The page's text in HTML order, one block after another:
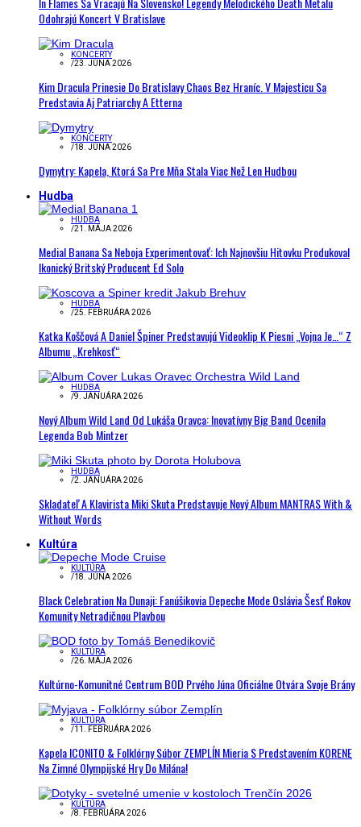
Odohrajú Koncert V Bratislave
KONCERTY
/23. JÚNA 2026
Kim Dracula Prinesie Do Bratislavy Chaos Bez Hraníc. V Majesticu Sa
Predstavia Aj Patriarchy A Etterna
KONCERTY
/18. JÚNA 2026
Dymytry: Kapela, Ktorá Sa Pre Mňa Stala Viac Než Len Hudbou
Hudba
HUDBA
/21. MÁJA 2026
Medial Banana Sa Neboja Experimentovať: Ich Najnovšiu Hitovku Produkoval
Ikonický Britský Producent Ed Solo
HUDBA
/25. FEBRUÁRA 2026
Katka Koščová A Daniel Špiner Predstavujú Videoklip K Piesni „Vojna Je…“ Z
Albumu „Krehkosť“
HUDBA
/9. JANUÁRA 2026
Nový Album Wild Land Od Lukáša Oravca: Inovatívny Big Band Ocenila
Legenda Bob Mintzer
HUDBA
/2. JANUÁRA 2026
Skladateľ A Klavirista Miki Skuta Predstavuje Nový Album MANTRAS With &
Without Words
Kultúra
KULTÚRA
/18. JÚNA 2026
Black Celebration Na Dunaji: Fanúšikovia Depeche Mode Oslávia Šesť Rokov
Komunity Netradičnou Plavbou
KULTÚRA
/26. MÁJA 2026
Kultúrno-Komunitné Centrum BOD Prvého Júna Oficiálne Otvára Svoje Brány
KULTÚRA
/11. FEBRUÁRA 2026
Kapela ICONITO & Folklórny Súbor ZEMPLÍN Mieria S Predstavením KORENE
Na Zimné Olympijské Hry Do Milána!
KULTÚRA
/8. FEBRUÁRA 2026